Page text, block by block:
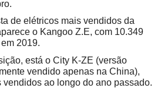
de elétricos mais vendidos da
o Kangoo Z.E, com 10.349
2019.
está o City K-ZE (versão
vendido apenas na China),
ao longo do ano passado.